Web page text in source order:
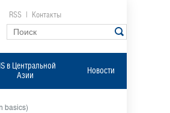
RSS Контакты
в Центральной
Азии
Новости
basics)